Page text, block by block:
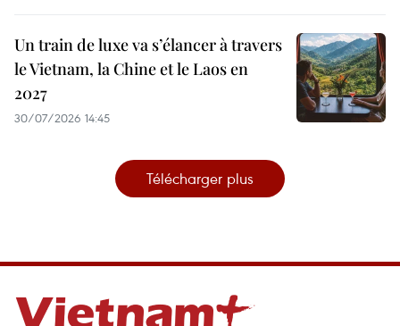
Un train de luxe va s’élancer à travers
le Vietnam, la Chine et le Laos en
2027
30/07/2026 14:45
Télécharger plus